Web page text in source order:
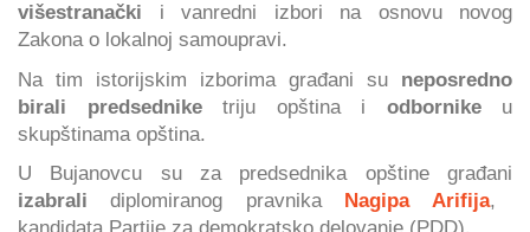
višestranački i vanredni izbori na osnovu novog
Zakona o lokalnoj samoupravi.
Na tim istorijskim izborima građani su neposredno
birali predsedniketriju opština i odbornikeu
skupštinama opština.
U Bujanovcu su za predsednika opštine građani
izabrali diplomiranog pravnika Nagipa Arifija,
kandidata Partije za demokratsko delovanje (PDD).